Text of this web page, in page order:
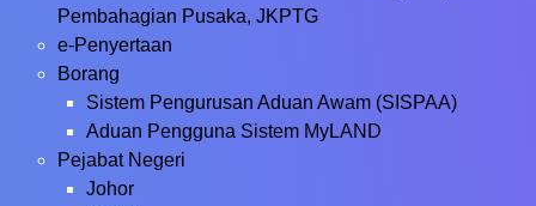
Pembahagian Pusaka, JKPTG
e-Penyertaan
Borang
Sistem Pengurusan Aduan Awam (SISPAA)
Aduan Pengguna Sistem MyLAND
Pejabat Negeri
Johor